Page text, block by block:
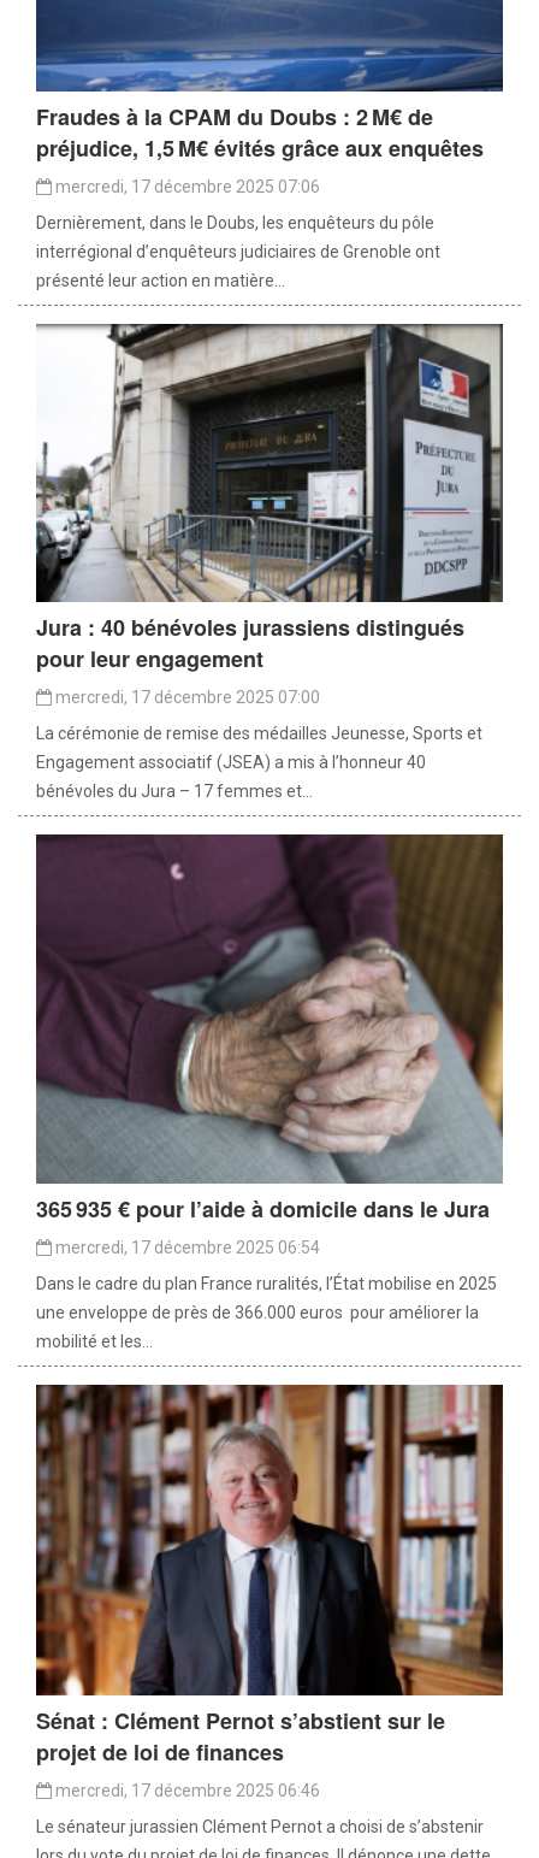
Fraudes à la CPAM du Doubs : 2 M€ de
préjudice, 1,5 M€ évités grâce aux enquêtes
mercredi, 17 décembre 2025 07:06
Dernièrement, dans le Doubs, les enquêteurs du pôle
interrégional d’enquêteurs judiciaires de Grenoble ont
présenté leur action en matière...
Jura : 40 bénévoles jurassiens distingués
pour leur engagement
mercredi, 17 décembre 2025 07:00
La cérémonie de remise des médailles Jeunesse, Sports et
Engagement associatif (JSEA) a mis à l’honneur 40
bénévoles du Jura – 17 femmes et...
365 935 € pour l’aide à domicile dans le Jura
mercredi, 17 décembre 2025 06:54
Dans le cadre du plan France ruralités, l’État mobilise en 2025
une enveloppe de près de 366.000 euros pour améliorer la
mobilité et les...
Sénat : Clément Pernot s’abstient sur le
projet de loi de finances
mercredi, 17 décembre 2025 06:46
Le sénateur jurassien Clément Pernot a choisi de s’abstenir